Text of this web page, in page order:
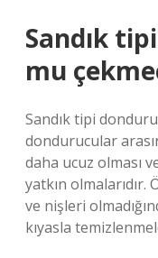
Sandık
mu
Sandık tipi
dondurucular
daha ucuz olması
yatkın
ve nişleri
kıyasla